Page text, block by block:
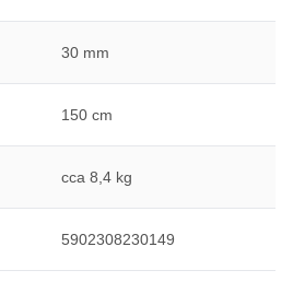
30 mm
150 cm
cca 8,4 kg
5902308230149